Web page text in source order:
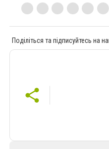
Поділіться та підписуйтесь на